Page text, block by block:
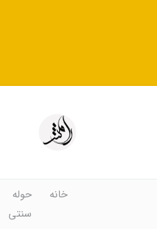
خانه
حوله
سنتی